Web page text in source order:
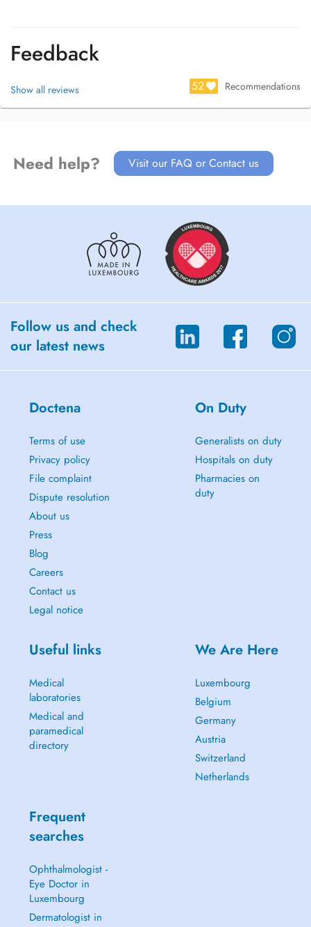
Feedback
Show all reviews 52 Recommendations
Need help? Visit our FAQ or Contact us
Follow us and check
our latest news
Doctena
Terms of use
Privacy policy
File complaint
Dispute resolution
About us
Press
Blog
Careers
Contact us
Legal notice
On Duty
Generalists on duty
Hospitals on duty
Pharmacies on
duty
Useful links
Medical
laboratories
Medical and
paramedical
directory
We Are Here
Luxembourg
Belgium
Germany
Austria
Switzerland
Netherlands
Frequent
searches
Ophthalmologist -
Eye Doctor in
Luxembourg
Dermatologist in